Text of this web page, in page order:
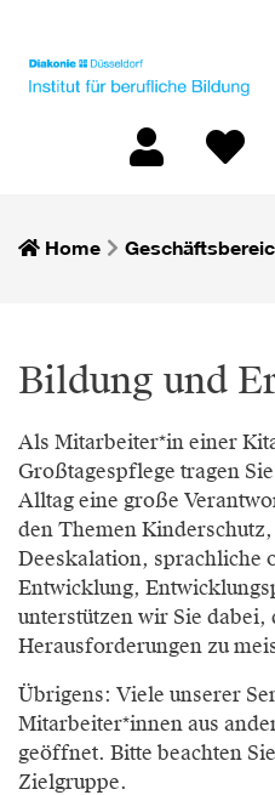
Home
Bildung und
Als Mitarbeiter*in einer
Großtagespflege tragen
Alltag eine große
den Themen
Deeskalation, sprachliche
Entwicklung,
unterstützen wir Sie
Herausforderungen zu
Übrigens: Viele unserer
Mitarbeiter*innen aus
geöffnet. Bitte beachten
Zielgruppe.